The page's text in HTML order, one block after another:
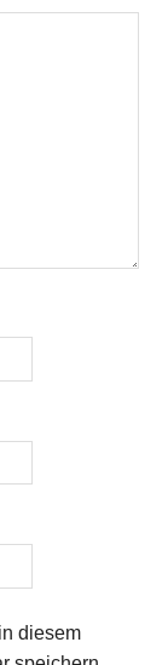
diesem